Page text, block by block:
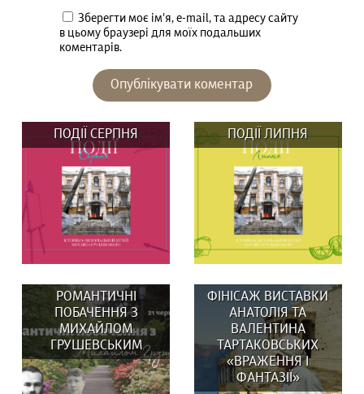
Зберегти моє ім'я, e-mail, та адресу сайту
в цьому браузері для моїх подальших
коментарів.
ПОДІЇ СЕРПНЯ
ВИСТАВКИ: 29 та 30
серпня о 14:00
ПОДІЇ ЛИПНЯ
У липні в музеї:
ВИСТАВКИ: Вистав(к)а
РОМАНТИЧНІ
ПОБАЧЕННЯ З
МИХАЙЛОМ
ГРУШЕВСЬКИМ
ФІНІСАЖ ВИСТАВКИ
АНАТОЛІЯ ТА
ВАЛЕНТИНА
ТАРТАКОВСЬКИХ
«ВРАЖЕННЯ І
ФАНТАЗІЇ»